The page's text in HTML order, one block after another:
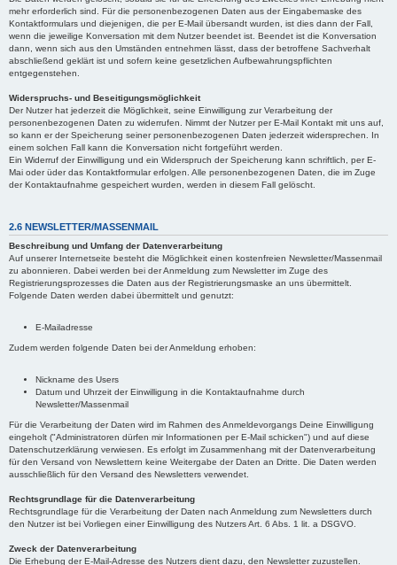
mehr erforderlich sind. Für die personenbezogenen Daten aus der Eingabemaske des
Kontaktformulars und diejenigen, die per E-Mail übersandt wurden, ist dies dann der Fall,
wenn die jeweilige Konversation mit dem Nutzer beendet ist. Beendet ist die Konversation
dann, wenn sich aus den Umständen entnehmen lässt, dass der betroffene Sachverhalt
abschließend geklärt ist und sofern keine gesetzlichen Aufbewahrungspflichten
entgegenstehen.
Widerspruchs- und Beseitigungsmöglichkeit
Der Nutzer hat jederzeit die Möglichkeit, seine Einwilligung zur Verarbeitung der
personenbezogenen Daten zu widerrufen. Nimmt der Nutzer per E-Mail Kontakt mit uns auf,
so kann er der Speicherung seiner personenbezogenen Daten jederzeit widersprechen. In
einem solchen Fall kann die Konversation nicht fortgeführt werden.
Ein Widerruf der Einwilligung und ein Widerspruch der Speicherung kann schriftlich, per E-
Mai oder üder das Kontaktformular erfolgen. Alle personenbezogenen Daten, die im Zuge
der Kontaktaufnahme gespeichert wurden, werden in diesem Fall gelöscht.
2.6 NEWSLETTER/MASSENMAIL
Beschreibung und Umfang der Datenverarbeitung
Auf unserer Internetseite besteht die Möglichkeit einen kostenfreien Newsletter/Massenmail
zu abonnieren. Dabei werden bei der Anmeldung zum Newsletter im Zuge des
Registrierungsprozesses die Daten aus der Registrierungsmaske an uns übermittelt.
Folgende Daten werden dabei übermittelt und genutzt:
E-Mailadresse
Zudem werden folgende Daten bei der Anmeldung erhoben:
Nickname des Users
Datum und Uhrzeit der Einwilligung in die Kontaktaufnahme durch
Newsletter/Massenmail
Für die Verarbeitung der Daten wird im Rahmen des Anmeldevorgangs Deine Einwilligung
eingeholt ("Administratoren dürfen mir Informationen per E-Mail schicken") und auf diese
Datenschutzerklärung verwiesen. Es erfolgt im Zusammenhang mit der Datenverarbeitung
für den Versand von Newslettern keine Weitergabe der Daten an Dritte. Die Daten werden
ausschließlich für den Versand des Newsletters verwendet.
Rechtsgrundlage für die Datenverarbeitung
Rechtsgrundlage für die Verarbeitung der Daten nach Anmeldung zum Newsletters durch
den Nutzer ist bei Vorliegen einer Einwilligung des Nutzers Art. 6 Abs. 1 lit. a DSGVO.
Zweck der Datenverarbeitung
Die Erhebung der E-Mail-Adresse des Nutzers dient dazu, den Newsletter zuzustellen.